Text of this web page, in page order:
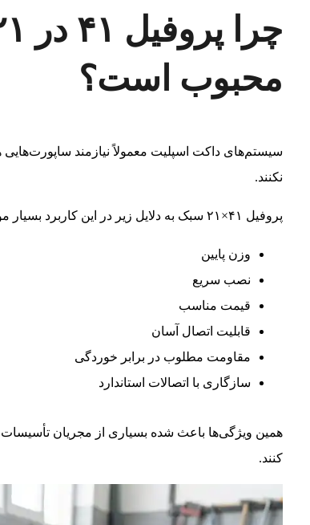
محبوب است؟
سیستم‌های داکت اسپلیت معمولاً نیازمند
نکنند.
پروفیل ۴۱×۲۱ سبک به دلایل زیر در این کاربرد بسیار مورد استفاده قرار می‌گیرد:
وزن پایین
نصب سریع
قیمت مناسب
قابلیت اتصال آسان
مقاومت مطلوب در برابر خوردگی
سازگاری با اتصالات استاندارد
همین ویژگی‌ها باعث شده بسیاری از مجریان
کنند.